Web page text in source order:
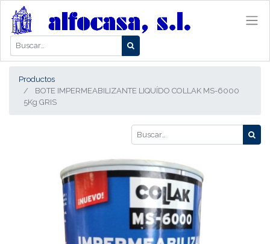
Productos
BOTE IMPERMEABILIZANTE LIQUÍDO COLLAK MS-6000
5Kg GRIS